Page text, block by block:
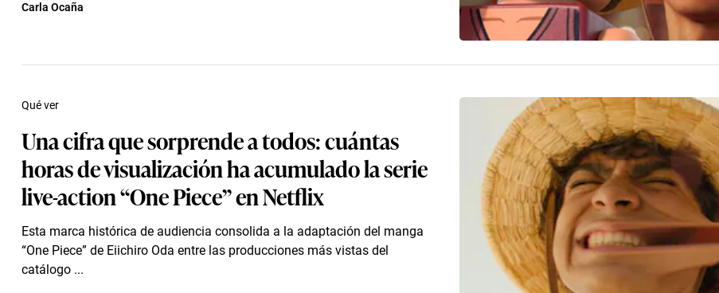
Carla Ocaña
Una cifra que sorprende a todos: cuántas
horas de visualización ha acumulado la serie
live-action “One Piece” en Netflix
Esta marca histórica de audiencia consolida a la adaptación del manga
“One Piece” de Eiichiro Oda entre las producciones más vistas del
catálogo ...
Qué ver